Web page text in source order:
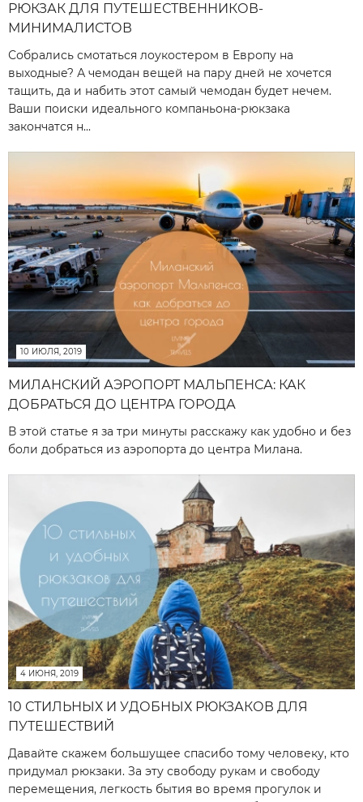
РЮКЗАК ДЛЯ ПУТЕШЕСТВЕННИКОВ-
МИНИМАЛИСТОВ
Собрались смотаться лоукостером в Европу на
выходные? А чемодан вещей на пару дней не хочется
тащить, да и набить этот самый чемодан будет нечем.
Ваши поиски идеального компаньона-рюкзака
закончатся н...
10 ИЮЛЯ, 2019
МИЛАНСКИЙ АЭРОПОРТ МАЛЬПЕНСА: КАК
ДОБРАТЬСЯ ДО ЦЕНТРА ГОРОДА
В этой статье я за три минуты расскажу как удобно и без
боли добраться из аэропорта до центра Милана.
4 ИЮНЯ, 2019
10 СТИЛЬНЫХ И УДОБНЫХ РЮКЗАКОВ ДЛЯ
ПУТЕШЕСТВИЙ
Давайте скажем большущее спасибо тому человеку, кто
придумал рюкзаки. За эту свободу рукам и свободу
перемещения, легкость бытия во время прогулок и